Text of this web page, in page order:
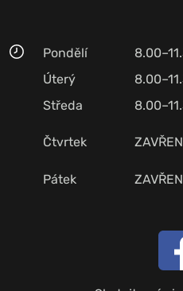
Pondělí
Úterý
Středa
Čtvrtek
Pátek